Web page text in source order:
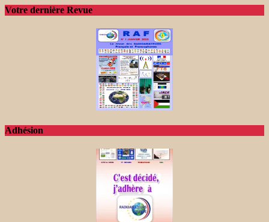
Votre dernière Revue
Adhésion